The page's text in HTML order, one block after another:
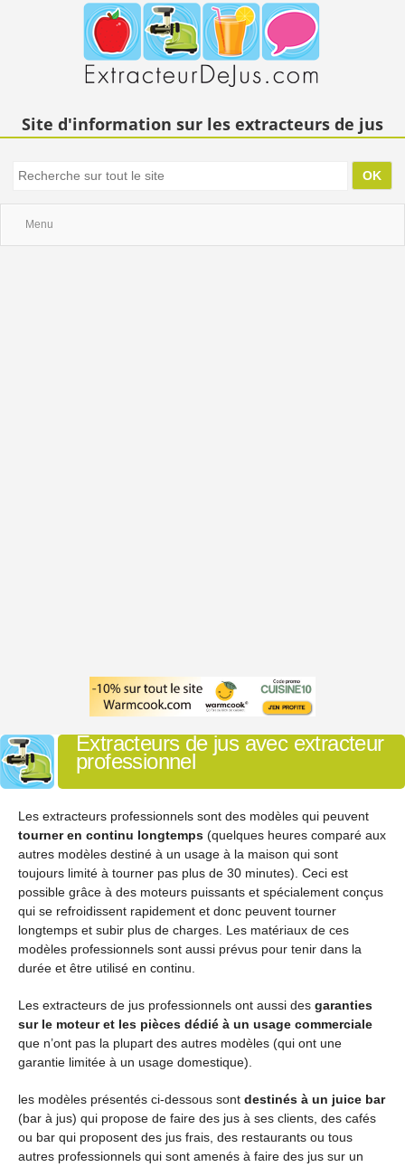
Site d'information sur les extracteurs de jus
Menu
Extracteurs de jus avec extracteur
professionnel
Les extracteurs professionnels sont des modèles qui peuvent
tourner en continu longtemps (quelques heures comparé aux
autres modèles destiné à un usage à la maison qui sont
toujours limité à tourner pas plus de 30 minutes). Ceci est
possible grâce à des moteurs puissants et spécialement conçus
qui se refroidissent rapidement et donc peuvent tourner
longtemps et subir plus de charges. Les matériaux de ces
modèles professionnels sont aussi prévus pour tenir dans la
durée et être utilisé en continu.
Les extracteurs de jus professionnels ont aussi des garanties
sur le moteur et les pièces dédié à un usage commerciale
que n’ont pas la plupart des autres modèles (qui ont une
garantie limitée à un usage domestique).
les modèles présentés ci-dessous sont destinés à un juice bar
(bar à jus) qui propose de faire des jus à ses clients, des cafés
ou bar qui proposent des jus frais, des restaurants ou tous
autres professionnels qui sont amenés à faire des jus sur un